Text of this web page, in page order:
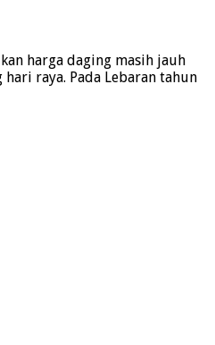
harga daging masih jauh
raya. Pada Lebaran tahun